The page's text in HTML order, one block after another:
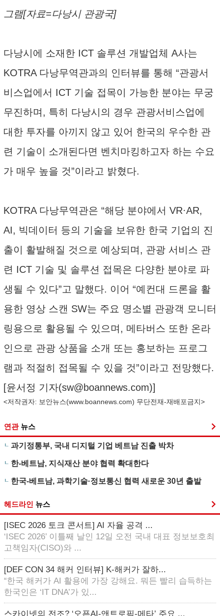
그램[자료=다낭시 관광국]
다낭시에 소재한 ICT 솔루션 개발업체 A사는
KOTRA 다낭무역관과의 인터뷰를 통해 “관광서
비스업에서 ICT 기술 접목이 가능한 분야는 무궁
무진하며, 특히 다낭시의 경우 관광서비스업에
대한 투자를 아끼지 않고 있어 한국의 우수한 관
련 기술이 소개된다면 벤치마킹하고자 하는 수요
가 매우 높을 것”이라고 밝혔다.
KOTRA 다낭무역관은 “해당 분야에서 VR·AR,
AI, 빅데이터 등의 기술을 보유한 한국 기업의 진
출이 활발해질 것으로 예상되며, 관광 서비스 관
련 ICT 기술 및 솔루션 접목은 다양한 분야로 파
생될 수 있다”고 말했다. 이어 “예컨대 드론을 활
용한 영상 스캔 SW는 주요 명소별 관광객 모니터
링용으로 활용될 수 있으며, 메타버스 또한 온라
인으로 관광 상품을 소개 또는 홍보하는 프로그
램과 적절히 접목될 수 있을 것”이라고 전망했다.
[윤서정 기자(sw@boannews.com)]
<저작권자: 보안뉴스(www.boannews.com) 무단전재-재배포금지>
연관 뉴스
과기정통부, 국내 디지털 기업 베트남 진출 박차
한-베트남, 지식재산 분야 협력 확대한다
한국-베트남, 과학기술·정보통신 협력 새로운 30년 출발
헤드라인 뉴스
[ISEC 2026 토크 콘서트] AI 자율 공격 ...
‘ISEC 2026’ 이틀째 날인 12일 오전 국내 대표 정보보호최
고책임자(CISO)와 ...
[DEF CON 34 해커 인터뷰] K-해커가 잘하...
“한국 해커가 AI 활용에 가장 강해요. 뭐든 빨리 습득하는
한국인은 ‘IT DNA’가 있...
스카이넷의 전조? ‘오픈AI-앤트로픽-메타’ 주요 ...